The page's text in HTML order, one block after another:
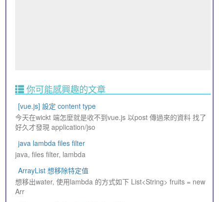
你可能感興趣的文章
[vue.js] 設定 content type
今天在wickt 端怎麼就是收不到vue.js 以post 傳過來的資料 找了
好久才發現 application/jso
java lambda files filter
java, files filter, lambda
ArrayList 想移除特定值
想移出water, 使用lambda 的方式如下 List<String> fruits = new
Arr